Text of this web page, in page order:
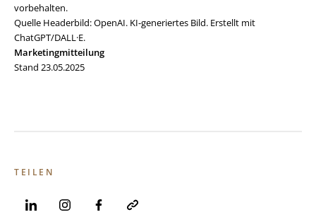
vorbehalten.
Quelle Headerbild: OpenAI. KI-generiertes Bild. Erstellt mit
ChatGPT/DALL·E.
Marketingmitteilung
Stand 23.05.2025
TEILEN